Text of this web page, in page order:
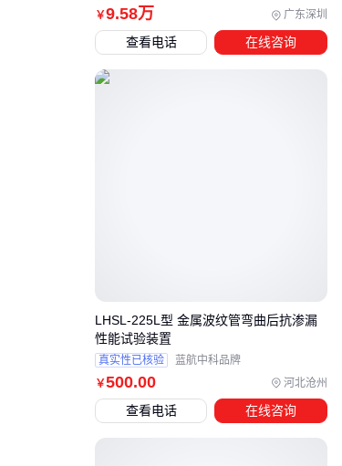
￥9.58万 广东深圳
查看电话 在线咨询
￥500.00 河北沧州
LHSL-225L型 金属波纹管弯曲后抗渗漏
性能试验装置
真实性已核验 蓝航中科品牌
查看电话 在线咨询